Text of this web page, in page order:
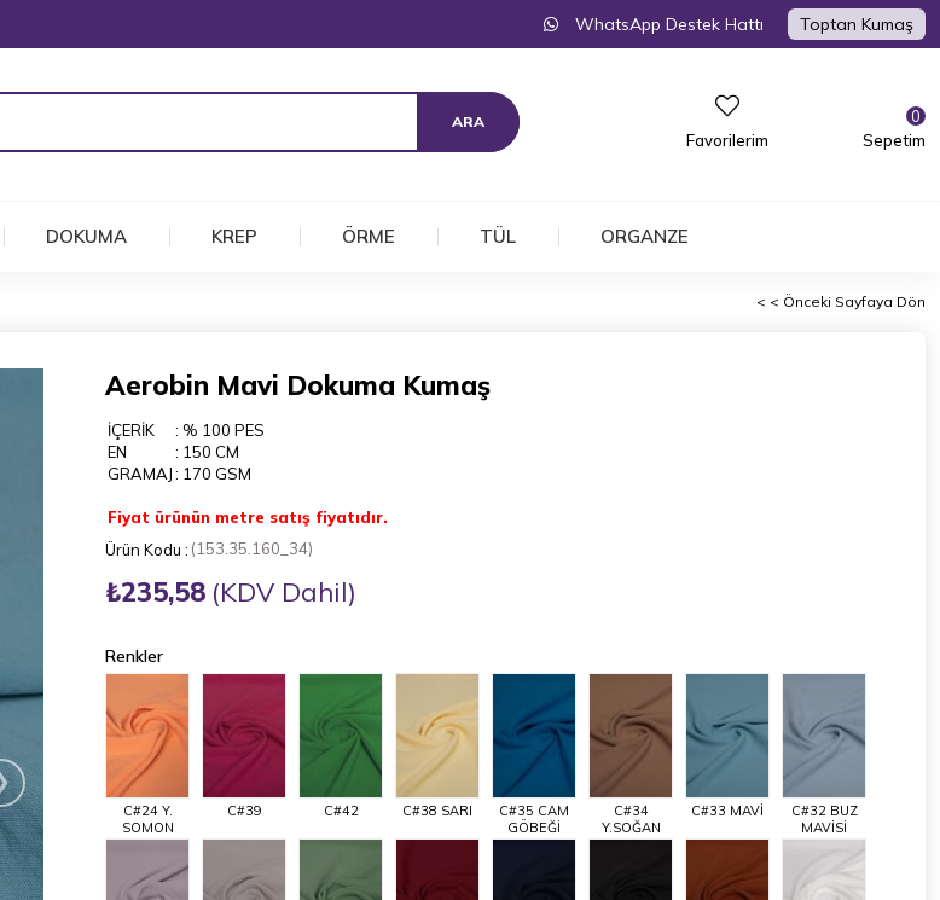
WhatsApp Destek Hattı Toptan Kumaş
Sepetim
0
Favorilerim
DOKUMA KREP ÖRME TÜL ORGANZE
< < Önceki Sayfaya Dön
Aerobin Mavi Dokuma Kumaş
İÇERİK
: % 100 PES
EN
: 150 CM
GRAMAJ: 170 GSM
Fiyat ürünün metre satış fiyatıdır.
(153.35.160_34)
₺235,58 (KDV Dahil)
Renkler
C#24 Y.
SOMON
C#39 C#42 C#38 SARI
C#35 CAM
GÖBEĞİ
C#34
Y.SOĞAN
C#33 MAVİ
C#32 BUZ
MAVİSİ